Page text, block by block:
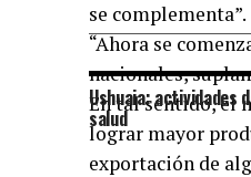
se complementa”.
“Ahora se
nacionales,
En tal sentido, el
lograr mayor
exportación de
Ushuaia: actividades
salud